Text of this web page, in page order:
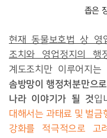
좁은
현재 동물보호법 상 영
조치와 영업정지의 행
계도조치만 이루어지
솜방망이 행정처분만으
나라 이야기가 될 것입
대해서는 과태료 및 벌
강화를 적극적으로 고